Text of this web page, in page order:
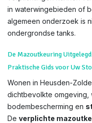
in waterwingebieden of
algemeen onderzoek is
ondergrondse tanks.
De Mazoutkeuring
Praktische Gids voor Uw
Wonen in Heusden-
dichtbevolkte omgeving,
bodembescherming en
De verplichte